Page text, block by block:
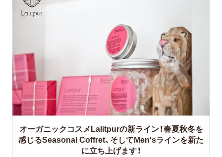
オーガニックコスメLalitpurの新ライン！春夏秋冬を
感じるSeasonal Coffret、そしてMen'sラインを新た
に立ち上げます！